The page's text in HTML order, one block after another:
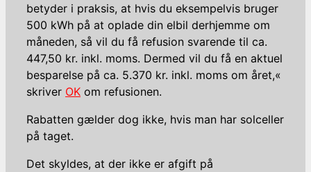
betyder i praksis, at hvis du eksempelvis bruger
500 kWh på at oplade din elbil derhjemme om
måneden, så vil du få refusion svarende til ca.
447,50 kr. inkl. moms. Dermed vil du få en aktuel
besparelse på ca. 5.370 kr. inkl. moms om året,«
skriver OK om refusionen.
Rabatten gælder dog ikke, hvis man har solceller
på taget.
Det skyldes, at der ikke er afgift på